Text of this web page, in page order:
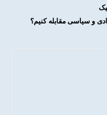
و سیاسی مقابله کنیم؟